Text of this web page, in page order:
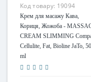
Код товару: 19094
Крем для масажу Кава,
Кориця, Жожоба -
CREAM SLIMMING
Cellulite, Fat, Bioline JaTo,
ml